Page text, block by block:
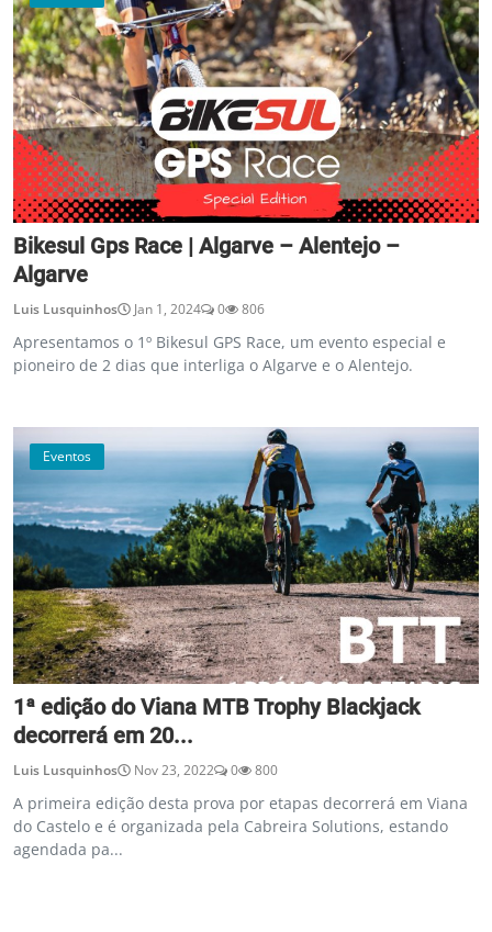
Bikesul Gps Race | Algarve – Alentejo –
Algarve
Luis Lusquinhos Jan 1, 2024 0 806
Apresentamos o 1º Bikesul GPS Race, um evento especial e
pioneiro de 2 dias que interliga o Algarve e o Alentejo.
Eventos
1ª edição do Viana MTB Trophy Blackjack
decorrerá em 20...
Luis Lusquinhos Nov 23, 2022 0 800
A primeira edição desta prova por etapas decorrerá em Viana
do Castelo e é organizada pela Cabreira Solutions, estando
agendada pa...